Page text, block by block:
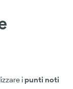
ipunti noti